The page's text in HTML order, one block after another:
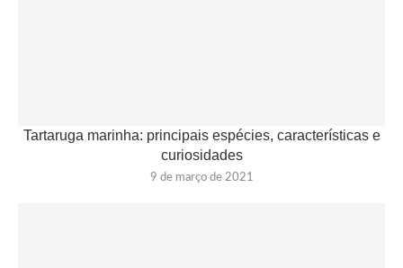
Tartaruga marinha: principais espécies, características e
curiosidades
9 de março de 2021